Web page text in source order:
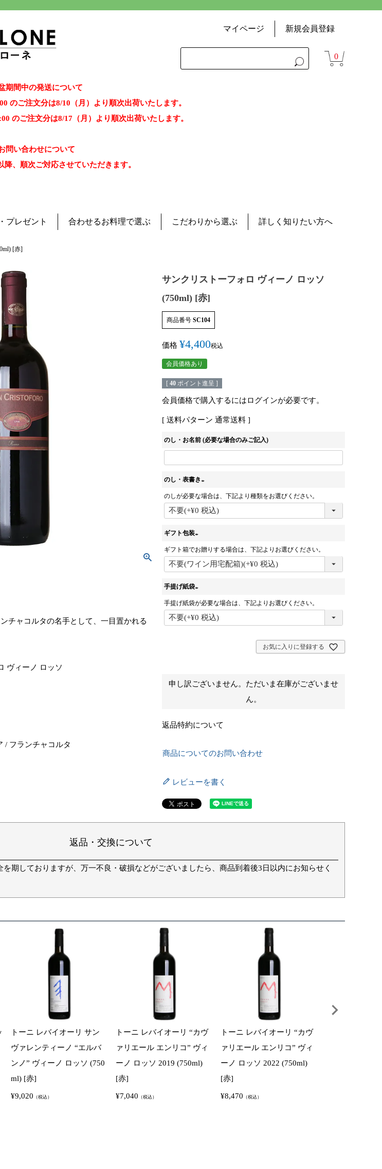
マイページ 新規会員登録
0
期間中の発送について
のご注文分は8/10（月）より順次出荷いたします。
のご注文分は8/17（月）より順次出荷いたします。
問い合わせについて
降、順次ご対応させていただきます。
プレゼント 合わせるお料理で選ぶ こだわりから選ぶ 詳しく知りたい方へ
[赤]
チャコルタの名手として、一目置かれる
ヴィーノ ロッソ
/ フランチャコルタ
サンクリストーフォロ ヴィーノ ロッソ
(750ml) [赤]
商品番号 SC104
価格 ¥4,400税込
会員価格あり
[ 40 ポイント進呈 ]
会員価格で購入するにはログインが必要です。
送料パターン 通常送料
のし・お名前 (必要な場合のみご記入)
のし・表書き
(
必
須
のしが必要な場合は、下記より種類をお選びください。
ギフト包装
(
必
須
)
ギフト箱でお贈りする場合は、下記よりお選びください。
手提げ紙袋
(
必
須
手提げ紙袋が必要な場合は、下記よりお選びください。
お気に入りに登録する
申し訳ございません。ただいま在庫がございませ
ん。
返品特約について
商品についてのお問い合わせ
レビューを書く
返品・交換について
期しておりますが、万一不良・破損などがございましたら、商品到着後3日以内にお知らせく
トーニ レバイオーリ サン
ヴァレンティーノ “エルバ
ンノ” ヴィーノ ロッソ (750
ml) [赤]
¥9,020 （税込）
トーニ レバイオーリ “カヴ
ァリエール エンリコ” ヴィ
ーノ ロッソ 2019 (750ml)
[赤]
¥7,040 （税込）
トーニ レバイオーリ “カヴ
ァリエール エンリコ” ヴィ
ーノ ロッソ 2022 (750ml)
[赤]
¥8,470 （税込）